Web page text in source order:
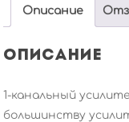
Описание
Описание
1-канальный
большинству